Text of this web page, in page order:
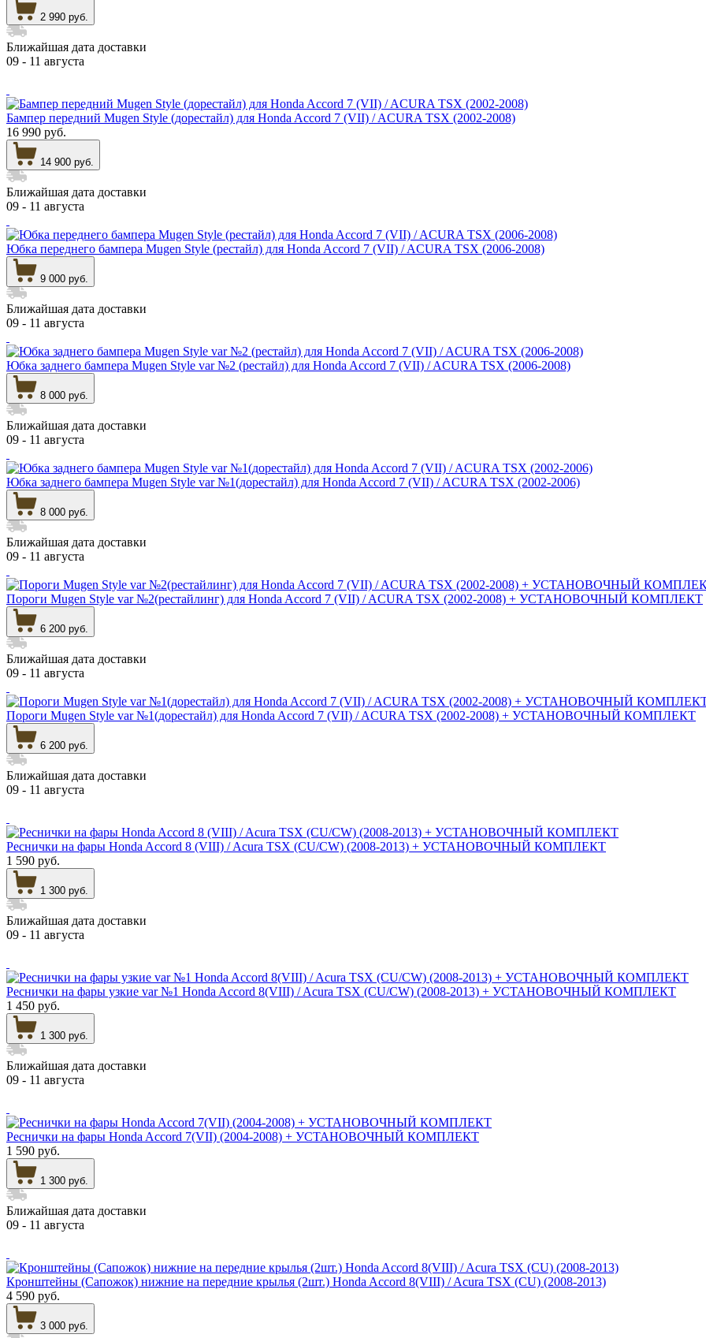
2 990 руб.
Ближайшая дата доставки
09 - 11 августа
Бампер передний Mugen Style (дорестайл) для Honda Accord 7 (VII) / ACURA TSX (2002-2008)
16 990 руб.
14 900 руб.
Ближайшая дата доставки
09 - 11 августа
Юбка переднего бампера Mugen Style (рестайл) для Honda Accord 7 (VII) / ACURA TSX (2006-2008)
9 000 руб.
Ближайшая дата доставки
09 - 11 августа
Юбка заднего бампера Mugen Style var №2 (рестайл) для Honda Accord 7 (VII) / ACURA TSX (2006-2008)
8 000 руб.
Ближайшая дата доставки
09 - 11 августа
Юбка заднего бампера Mugen Style var №1(дорестайл) для Honda Accord 7 (VII) / ACURA TSX (2002-2006)
8 000 руб.
Ближайшая дата доставки
09 - 11 августа
Пороги Mugen Style var №2(рестайлинг) для Honda Accord 7 (VII) / ACURA TSX (2002-2008) + УСТАНОВОЧНЫЙ КОМПЛЕКТ
6 200 руб.
Ближайшая дата доставки
09 - 11 августа
Пороги Mugen Style var №1(дорестайл) для Honda Accord 7 (VII) / ACURA TSX (2002-2008) + УСТАНОВОЧНЫЙ КОМПЛЕКТ
6 200 руб.
Ближайшая дата доставки
09 - 11 августа
Реснички на фары Honda Accord 8 (VIII) / Acura TSX (CU/CW) (2008-2013) + УСТАНОВОЧНЫЙ КОМПЛЕКТ
1 590 руб.
1 300 руб.
Ближайшая дата доставки
09 - 11 августа
Реснички на фары узкие var №1 Honda Accord 8(VIII) / Acura TSX (CU/CW) (2008-2013) + УСТАНОВОЧНЫЙ КОМПЛЕКТ
1 450 руб.
1 300 руб.
Ближайшая дата доставки
09 - 11 августа
Реснички на фары Нonda Accord 7(VII) (2004-2008) + УСТАНОВОЧНЫЙ КОМПЛЕКТ
1 590 руб.
1 300 руб.
Ближайшая дата доставки
09 - 11 августа
Кронштейны (Сапожок) нижние на передние крылья (2шт.) Honda Accord 8(VIII) / Acura TSX (CU) (2008-2013)
4 590 руб.
3 000 руб.